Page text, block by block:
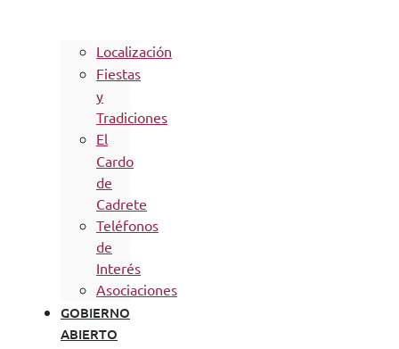
Localización
Fiestas
y
Tradiciones
El
Cardo
de
Cadrete
Teléfonos
de
Interés
Asociaciones
GOBIERNO
ABIERTO